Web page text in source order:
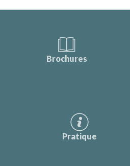
Brochures
Pratique